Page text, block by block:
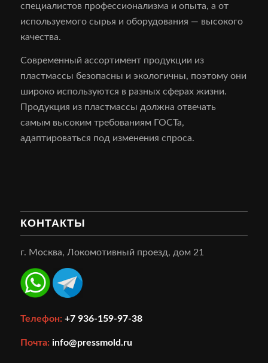
специалистов профессионализма и опыта, а от
используемого сырья и оборудования — высокого
качества.
Современный ассортимент продукции из
пластмассы безопасны и экологичны, поэтому они
широко используются в разных сферах жизни.
Продукция из пластмассы должна отвечать
самым высоким требованиям ГОСТа,
адаптироваться под изменения спроса.
КОНТАКТЫ
г. Москва, Локомотивный проезд, дом 21
Телефон: +7 936-159-97-38
Почта: info@pressmold.ru